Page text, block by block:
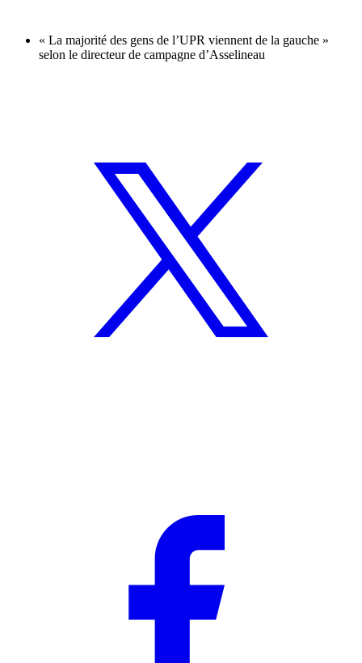
« La majorité des gens de l’UPR viennent de la gauche »
selon le directeur de campagne d’Asselineau